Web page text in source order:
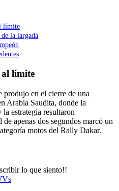
límite
de la largada
límite
produjo en el cierre de una
Arabia Saudita, donde la
estrategia resultaron
apenas dos segundos marcó un
motos del Rally Dakar.
lo que siento!!